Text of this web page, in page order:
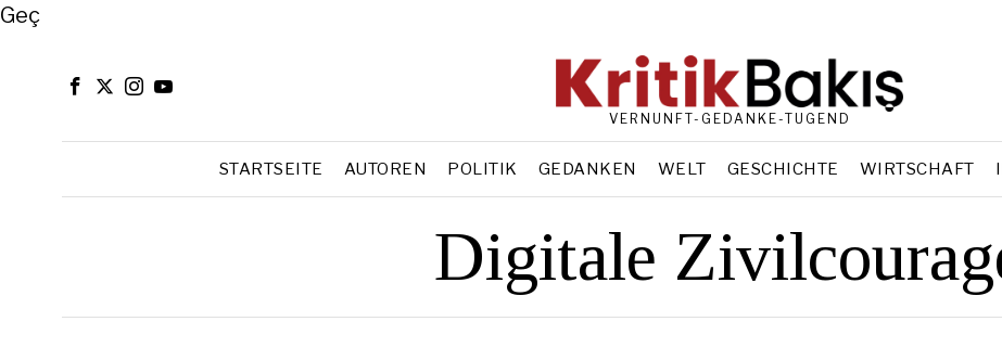
Close
Geç
VERNUNFT-GEDANKE-TUGEND
STARTSEITE AUTOREN POLITIK GEDANKEN WELT GESCHICHTE WIRTSCHAFT
Digitale